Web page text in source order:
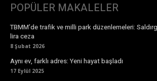
POPÜLER MAKALELER
TBMM’de trafik ve milli park düzenlemeleri:
lira ceza
8 Şubat 2026
Aynı ev, farklı adres: Yeni hayat başladı
17 Eylül 2025